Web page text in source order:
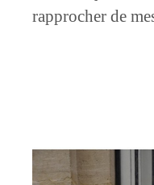
rapprocher de